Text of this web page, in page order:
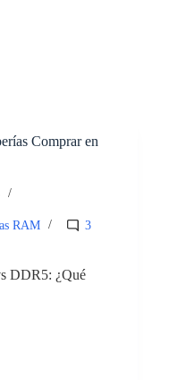
Comprar en
RAM 3
DDR5: ¿Qué